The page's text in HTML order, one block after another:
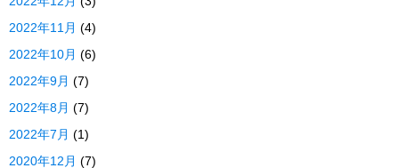
2022年11月 (4)
2022年10月 (6)
2022年9月 (7)
2022年8月 (7)
2022年7月 (1)
2020年12月 (7)